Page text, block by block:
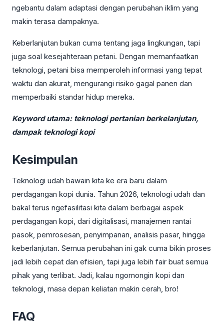
ngebantu dalam adaptasi dengan perubahan iklim yang
makin terasa dampaknya.
Keberlanjutan bukan cuma tentang jaga lingkungan, tapi
juga soal kesejahteraan petani. Dengan memanfaatkan
teknologi, petani bisa memperoleh informasi yang tepat
waktu dan akurat, mengurangi risiko gagal panen dan
memperbaiki standar hidup mereka.
Keyword utama: teknologi pertanian berkelanjutan,
dampak teknologi kopi
Kesimpulan
Teknologi udah bawain kita ke era baru dalam
perdagangan kopi dunia. Tahun 2026, teknologi udah dan
bakal terus ngefasilitasi kita dalam berbagai aspek
perdagangan kopi, dari digitalisasi, manajemen rantai
pasok, pemrosesan, penyimpanan, analisis pasar, hingga
keberlanjutan. Semua perubahan ini gak cuma bikin proses
jadi lebih cepat dan efisien, tapi juga lebih fair buat semua
pihak yang terlibat. Jadi, kalau ngomongin kopi dan
teknologi, masa depan keliatan makin cerah, bro!
FAQ